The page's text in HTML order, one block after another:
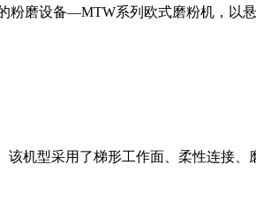
磨设备—MTW系列欧式磨粉机，以
机型采用了梯形工作面、柔性连接